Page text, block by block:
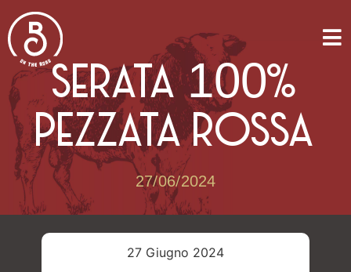
SERATA 100%
PEZZATA ROSSA
27/06/2024
27 Giugno 2024